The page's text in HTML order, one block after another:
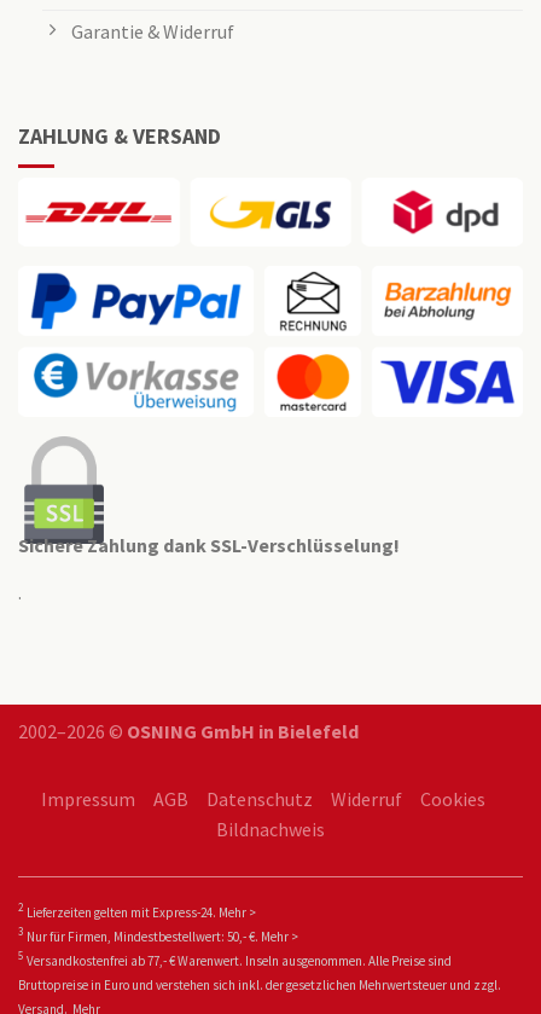
Garantie & Widerruf
ZAHLUNG & VERSAND
Sichere Zahlung dank SSL-Verschlüsselung!
.
2002–2026 © OSNING GmbH in Bielefeld
Impressum AGB Datenschutz Widerruf
Cookies
Bildnachweis
2 Lieferzeiten gelten mit Express-24. Mehr >
3 Nur für Firmen, Mindestbestellwert: 50,- €. Mehr >
5 Versandkostenfrei ab 77,- € Warenwert. Inseln ausgenommen. Alle Preise sind
Bruttopreise in Euro und verstehen sich inkl. der gesetzlichen Mehrwertsteuer und zzgl.
Versand. Mehr